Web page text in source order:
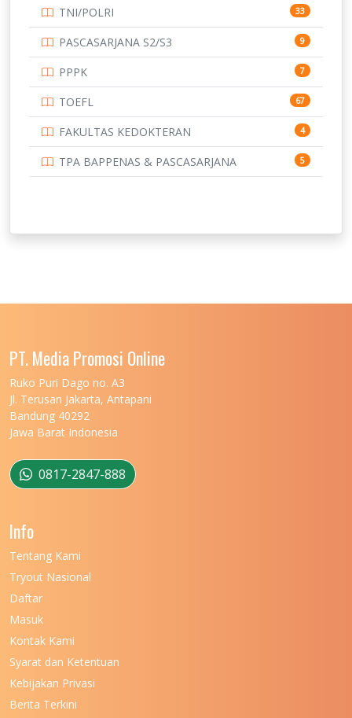
14
UNIVERSITAS CENDRAWASIH 14
15
219
11
159
UNIVERSITAS JEMBER
UNIVERSITAS MALIKUSSALEH
UNIVERSITAS MARITIM RAJA ALI HAJI
UNIVERSITAS MATARAM
UNIVERSITAS MULAWARMAN
UNIVERSITAS MUSAMUS
UNIVERSITAS NEGERI KHAIRUN
UNIVERSITAS NEGERI MANADO
UNIVERSITAS NEGERI MEDAN
UNIVERSITAS NEGERI PADANG
TNI/POLRI 33
PASCASARJANA S2/S3 9
PPPK 7
TOEFL 67
FAKULTAS KEDOKTERAN 4
TPA BAPPENAS & PASCASARJANA 5
PT. Media Promosi Online
Ruko Puri Dago no. A3
Jl. Terusan Jakarta, Antapani
Bandung 40292
Jawa Barat Indonesia
0817-2847-888
Info
Tentang Kami
Tryout Nasional
Daftar
Masuk
Kontak Kami
Syarat dan Ketentuan
Kebijakan Privasi
Berita Terkini